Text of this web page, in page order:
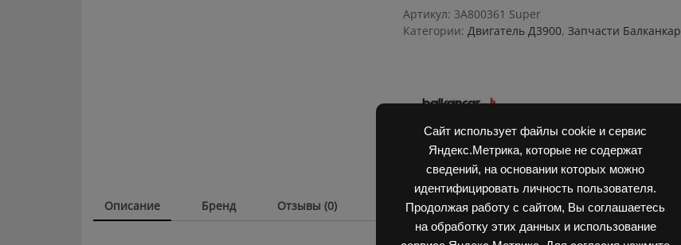
Сайт использует файлы cookie и сервис
Яндекс.Метрика, которые не содержат
сведений, на основании которых можно
идентифицировать личность пользователя.
Продолжая работу с сайтом, Вы соглашаетесь
на обработку этих данных и использование
133.30х158.77 Задний
Д
3900/2500 Силиконовые
Артикул: 3A800361 Super
Категории: Двигатель Д3900, Запчасти Балканкар
Описание Бренд Отзывы (0)